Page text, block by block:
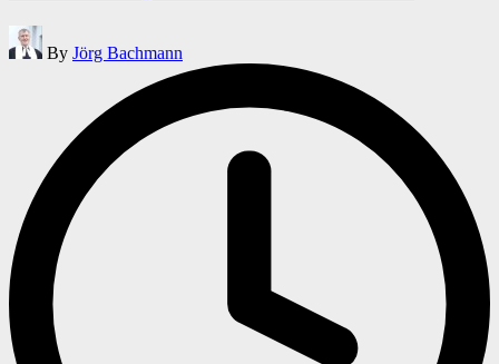
Posted
by
By Jörg Bachmann